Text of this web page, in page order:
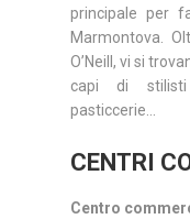
principale per
Marmontova.
O’Neill, vi si
capi di
pasticcerie...
CENTRI
Centro